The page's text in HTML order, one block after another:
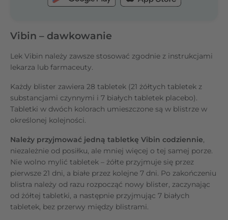
Vibin – dawkowanie
Lek Vibin należy zawsze stosować zgodnie z instrukcjami
lekarza lub farmaceuty.
Każdy blister zawiera 28 tabletek (21 żółtych tabletek z
substancjami czynnymi i 7 białych tabletek placebo).
Tabletki w dwóch kolorach umieszczone są w blistrze w
określonej kolejności.
Należy przyjmować jedną tabletkę Vibin codziennie,
niezależnie od posiłku, ale mniej więcej o tej samej porze.
Nie wolno mylić tabletek – żółte przyjmuje się przez
pierwsze 21 dni, a białe przez kolejne 7 dni. Po zakończeniu
blistra należy od razu rozpocząć nowy blister, zaczynając
od żółtej tabletki, a następnie przyjmując 7 białych
tabletek, bez przerwy między blistrami.